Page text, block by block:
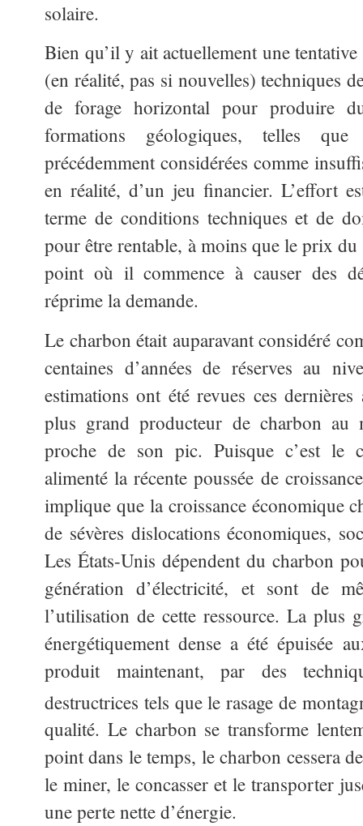
solaire.
Bien qu’il y ait actuellement une
(en réalité, pas si nouvelles) techniques
de forage horizontal pour produire
formations géologiques, telles
précédemment considérées comme
en réalité, d’un jeu financier. L’effort
terme de conditions techniques et de
pour être rentable, à moins que le prix du
point où il commence à causer des
réprime la demande.
Le charbon était auparavant considéré
centaines d’années de réserves au
estimations ont été revues ces
plus grand producteur de charbon au
proche de son pic. Puisque c’est le
alimenté la récente poussée de
implique que la croissance économique
de sévères dislocations économiques,
Les États-Unis dépendent du charbon
génération d’électricité, et sont de
l’utilisation de cette ressource. La plus
énergétiquement dense a été épuisée
produit maintenant, par des
destructrices tels que le rasage de
qualité. Le charbon se transforme
point dans le temps, le charbon cessera
le miner, le concasser et le transporter
une perte nette d’énergie.